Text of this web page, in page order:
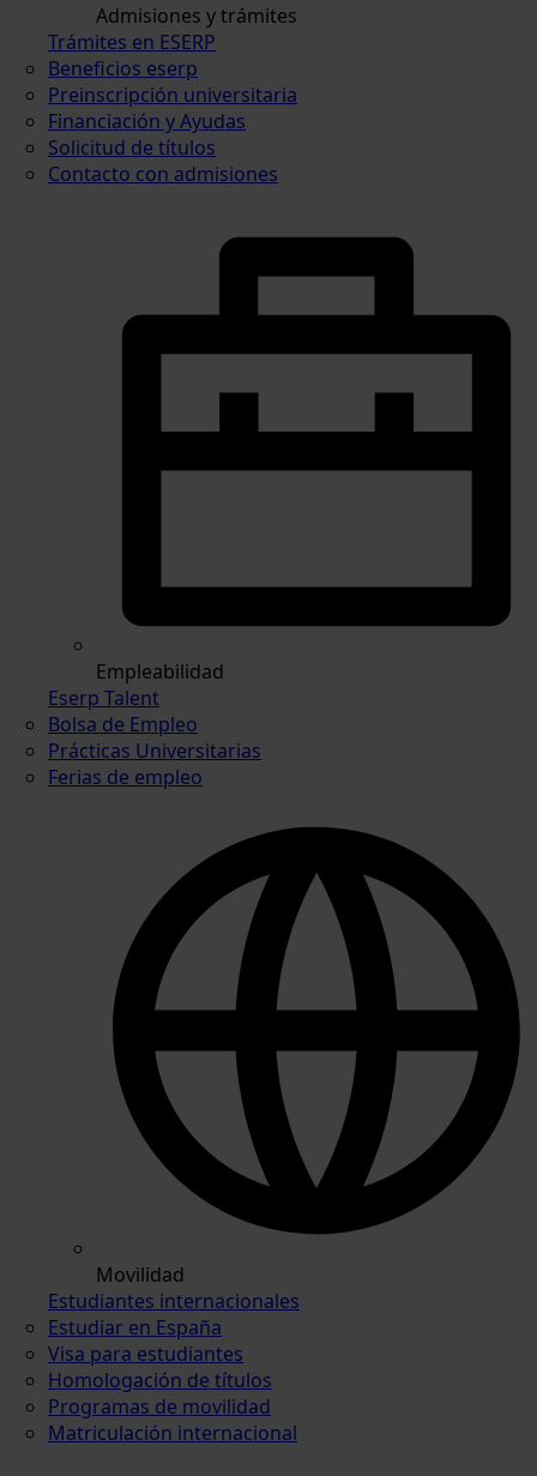
Admisiones y trámites
Trámites en ESERP
Beneficios eserp
Preinscripción universitaria
Financiación y Ayudas
Solicitud de títulos
Contacto con admisiones
Empleabilidad
Eserp Talent
Bolsa de Empleo
Prácticas Universitarias
Ferias de empleo
Movilidad
Estudiantes internacionales
Estudiar en España
Visa para estudiantes
Homologación de títulos
Programas de movilidad
Matriculación internacional